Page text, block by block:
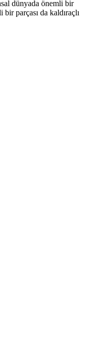
dünyada önemli bir
parçası da kaldıraçlı